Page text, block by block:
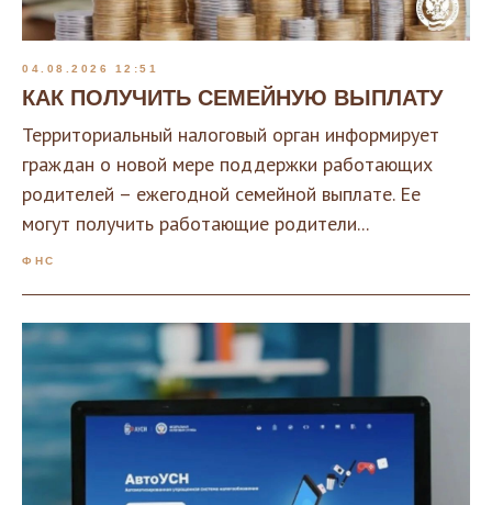
04.08.2026 12:51
КАК ПОЛУЧИТЬ СЕМЕЙНУЮ ВЫПЛАТУ
Территориальный налоговый орган информирует
граждан о новой мере поддержки работающих
родителей – ежегодной семейной выплате. Ее
могут получить работающие родители...
ФНС